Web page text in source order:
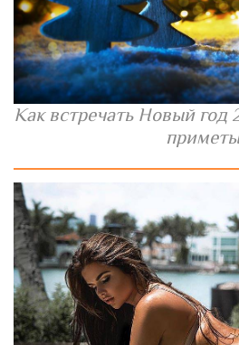
Как встречать Новый год
приметы